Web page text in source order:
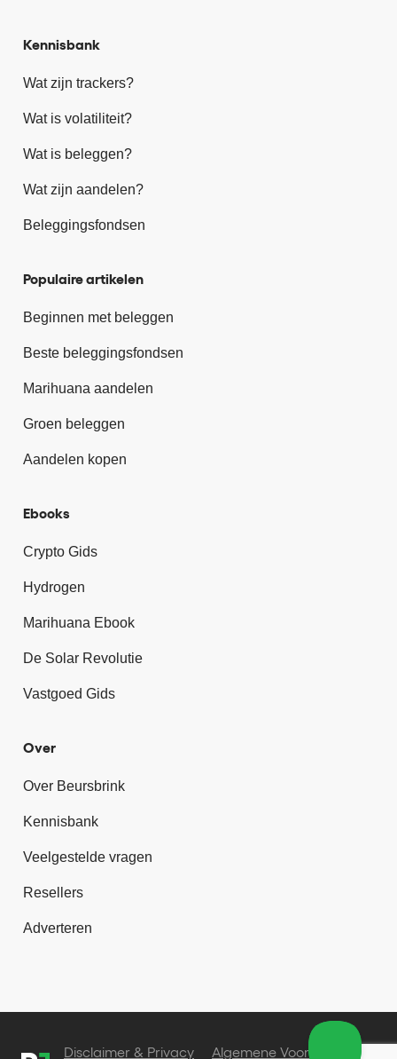
Kennisbank
Wat zijn trackers?
Wat is volatiliteit?
Wat is beleggen?
Wat zijn aandelen?
Beleggingsfondsen
Populaire artikelen
Beginnen met beleggen
Beste beleggingsfondsen
Marihuana aandelen
Groen beleggen
Aandelen kopen
Ebooks
Crypto Gids
Hydrogen
Marihuana Ebook
De Solar Revolutie
Vastgoed Gids
Over
Over Beursbrink
Kennisbank
Veelgestelde vragen
Resellers
Adverteren
Disclaimer & Privacy Algemene Voorwaarden